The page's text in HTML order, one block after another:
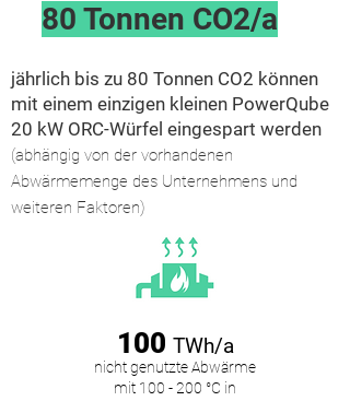
80 Tonnen CO2/a
jährlich bis zu 80 Tonnen CO2 können
mit einem einzigen kleinen PowerQube
20 kW ORC-Würfel eingespart werden
(abhängig von der vorhandenen
Abwärmemenge des Unternehmens und
weiteren Faktoren)
100 TWh/a
nicht genutzte Abwärme
mit 100 - 200 °C in